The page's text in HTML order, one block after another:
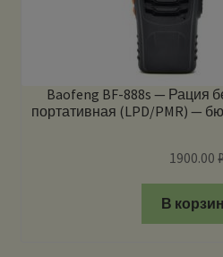
Baofeng BF-888s — Рация
портативная (LPD/PMR) —
1900.00₽
В